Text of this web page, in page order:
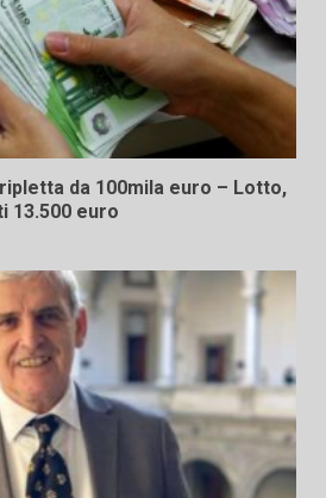
da 100mila euro – Lotto,
13.500 euro